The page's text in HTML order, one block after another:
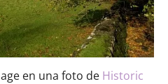
en una foto de Historic